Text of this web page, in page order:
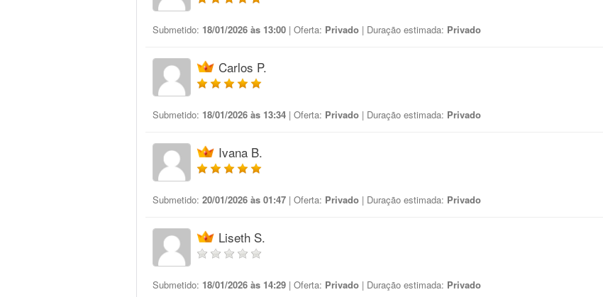
Submetido: 18/01/2026 às 13:00 | Oferta: Privado | Duração estimada: Privado
Carlos P.
Submetido: 18/01/2026 às 13:34 | Oferta: Privado | Duração estimada: Privado
Ivana B.
Submetido: 20/01/2026 às 01:47 | Oferta: Privado | Duração estimada: Privado
Liseth S.
Submetido: 18/01/2026 às 14:29 | Oferta: Privado | Duração estimada: Privado